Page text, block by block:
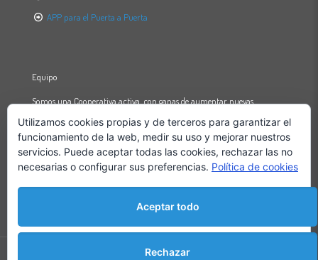
APP para el Puerta a Puerta
Equipo
Somos una Cooperativa activa, con ganas de aumentar nuevas
Un equipo profesional multidisciplinar que nos basamos en un modelo
de organización democrático bajo los principios de la economía social,
solidaria y medio ambiental.
Utilizamos cookies propias y de terceros para garantizar el
funcionamiento de la web, medir su uso y mejorar nuestros
servicios. Puede aceptar todas las cookies, rechazar las no
necesarias o configurar sus preferencias. Política de cookies
Aceptar todo
Rechazar